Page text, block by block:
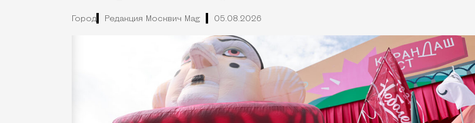
Город Редакция Москвич Mag 05.08.2026